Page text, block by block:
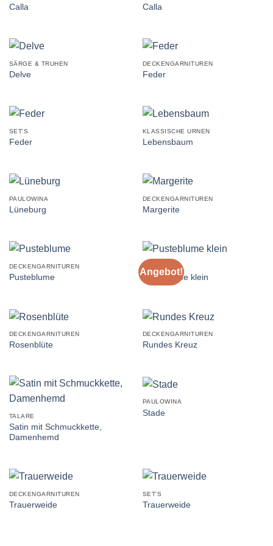
Calla Calla
SÄRGE & TRUHEN
Delve
DECKENGARNITUREN
Feder
SET'S
Feder
KLASSISCHE URNEN
Lebensbaum
PAULOWINA
Lüneburg
DECKENGARNITUREN
Margerite
DECKENGARNITUREN
Pusteblume
Angebot!
Pusteblume klein
DECKENGARNITUREN
Rosenblüte
DECKENGARNITUREN
Rundes Kreuz
TALARE
Satin mit Schmuckkette,
Damenhemd
PAULOWINA
Stade
DECKENGARNITUREN
Trauerweide
SET'S
Trauerweide